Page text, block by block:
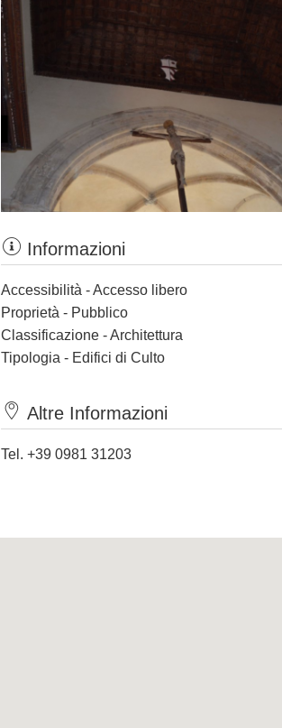
Informazioni
Accessibilità - Accesso libero
Proprietà - Pubblico
Classificazione - Architettura
Tipologia - Edifici di Culto
Altre Informazioni
Tel. +39 0981 31203